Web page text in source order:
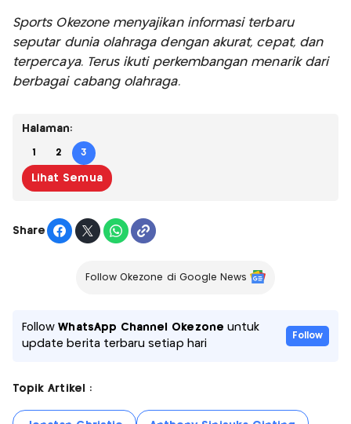
Sports Okezone menyajikan informasi terbaru
seputar dunia olahraga dengan akurat, cepat, dan
terpercaya. Terus ikuti perkembangan menarik dari
berbagai cabang olahraga.
Halaman:
1 2 3
Lihat Semua
Share
Follow Okezone di Google News
FollowWhatsApp Channel Okezone untuk
update berita terbaru setiap hari
Follow
Topik Artikel :